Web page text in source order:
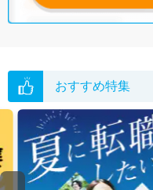
おすすめ特集